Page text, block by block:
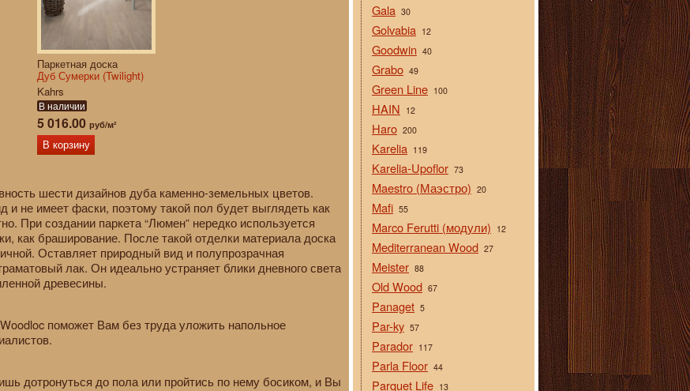
Паркетная доска
Дуб Сумерки (Twilight)
Kahrs
В наличии
5 016.00 руб/м²
В корзину
шести дизайнов дуба каменно-земельных цветов.
и не имеет фаски, поэтому такой пол будет выглядеть как
При создании паркета “Люмен” нередко используется
как браширование. После такой отделки материала доска
Оставляет природный вид и полупрозрачная
лак. Он идеально устраняет блики дневного света
древесины.
поможет Вам без труда уложить напольное
дотронуться до пола или пройтись по нему босиком, и Вы
Gala 30
Golvabia 12
Goodwin 40
Grabo 49
Green Line 100
HAIN 12
Haro 200
Karelia 119
Karelia-Upoflor 73
Maestro (Маэстро) 20
Mafi 55
Marco Ferutti (модули) 12
Mediterranean Wood 27
Meister 88
Old Wood 67
Panaget 5
Par-ky 57
Parador 117
Parla Floor 44
Parquet Life 13